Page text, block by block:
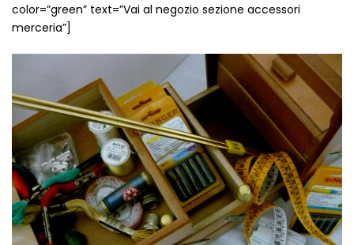
color=”green” text=”Vai al negozio sezione accessori
merceria”]